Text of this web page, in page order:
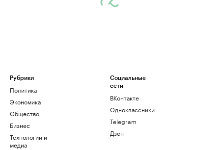
Рубрики
Политика
Экономика
Общество
Бизнес
Технологии и
медиа
Социальные
сети
ВКонтакте
Одноклассники
Telegram
Дзен